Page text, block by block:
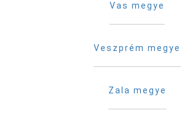
Vas megye
Veszprém megye
Zala megye